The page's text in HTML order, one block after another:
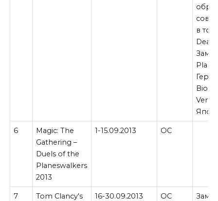
в то
Dead
6
Magic: The
Gathering –
Duels of the
Planeswalkers
2013
1-15.09.2013 ОС
7
Tom Clancy's
16-30.09.2013 ОС